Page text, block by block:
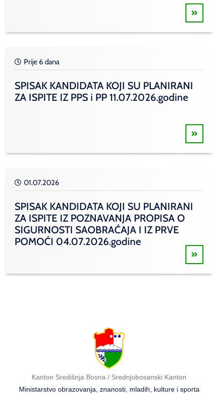
Prije 6 dana
SPISAK KANDIDATA KOJI SU PLANIRANI
ZA ISPITE IZ PPS i PP 11.07.2026.godine
01.07.2026
SPISAK KANDIDATA KOJI SU PLANIRANI
ZA ISPITE IZ POZNAVANJA PROPISA O
SIGURNOSTI SAOBRAĆAJA I IZ PRVE
POMOĆI 04.07.2026.godine
Kanton Središnja Bosna / Srednjobosanski Kanton
Ministarstvo obrazovanja, znanosti, mladih, kulture i sporta